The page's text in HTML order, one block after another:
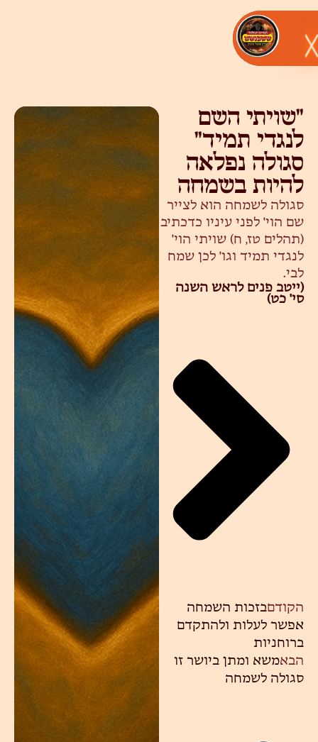
״שויתי השם
לנגדי תמיד״
סגולה נפלאה
להיות בשמחה
סגולה לשמחה הוא לצייר
שם הוי' לפני עיניו כדכתיב
(תהלים טז, ח) שויתי הוי'
לנגדי תמיד וגו' לכן שמח
לבי.
(ייטב פנים לראש השנה
סי' כט)
הקודםבזכות השמחה
אפשר לעלות ולהתקדם
ברוחניות
הבאמשא ומתן ביושר זו
סגולה לשמחה